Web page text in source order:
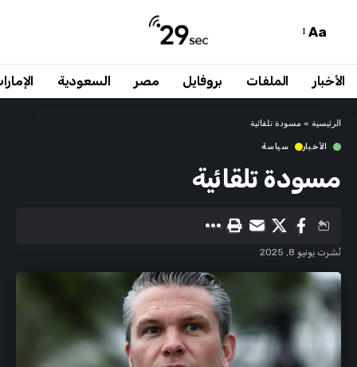
Aa
الأخبار الملفات بروفايل مصر السعودية
الرئيسية » مسودة تلقائية
الأخبار سياسة
مسودة تلقائية
نُشرت يونيو 8, 2025